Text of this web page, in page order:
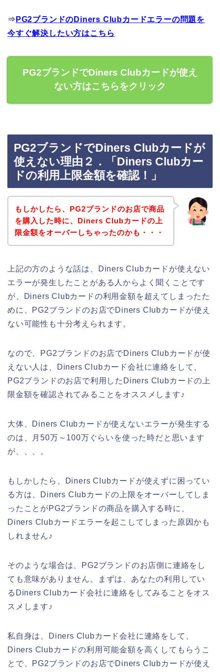
⇒ PG2ブランドのDiners Clubカードエラーの問題を
今すぐ解決したい方はこちら
PG2ブランドでDiners Clubカードが使え
ない方はこちらをクリック
PG2ブランドでDiners Clubカードが
使えない理由２．「Diners Clubカー
ドの利用上限金額を確認！」
もしかしたら、PG2ブランドのお店で商品
を購入した時に、Diners Clubカードの上
限金額をオーバーしちゃったのかも・・・
上記の方のような話は、Diners Clubカードが使えない
エラーが発生したことがある人からよく聞くことです
が、Diners Clubカードの利用金額を超えてしまったた
めに、PG2ブランドのお店でDiners Clubカードが使え
ない可能性も十分考えられます。
なので、PG2ブランドのお店でDiners Clubカードが使
えない人は、Diners Clubカード会社に連絡をして、
PG2ブランドのお店で利用したDiners Clubカードの上
限金額を確認されてみることをオススメします♪
大体、Diners Clubカードが使えないエラーが発生する
のは、月50万～100万ぐらいを使った時だと思います
が、、、。
もしかしたら、Diners Clubカードが使えずに困ってい
る方は、Diners Clubカードの上限をオーバーしてしま
ったことがPG2ブランドの商品を購入する時に、
Diners Clubカードエラーを起こしてしまった原因かも
しれません♪
そのような場合は、PG2ブランドのお店側に連絡をし
ても意味がありません。まずは、あなたの利用してい
るDiners Clubカード会社に連絡をしてみることをオス
スメします♪
私自身は、Diners Clubカード会社に連絡をして、
Diners Clubカードの利用可能金額を高くしてもらうこ
とで、PG2ブランドのお店でDiners Clubカードが使え